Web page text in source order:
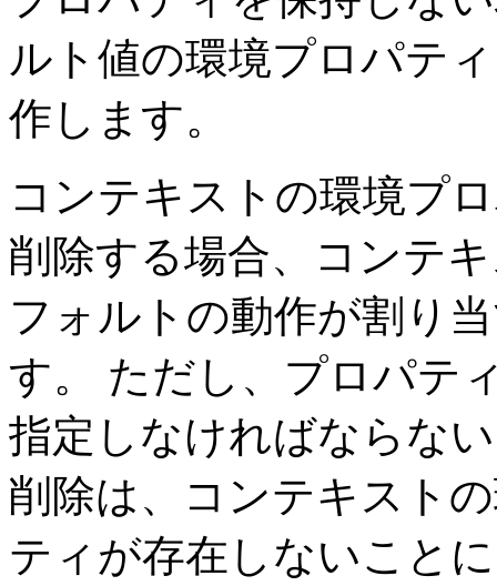
ルト値の環境プロパテ
作します。
コンテキストの環境プ
削除する場合、コンテ
フォルトの動作が割り
す。
ただし、プロパテ
指定しなければならな
削除は、コンテキスト
ティが存在しないこと